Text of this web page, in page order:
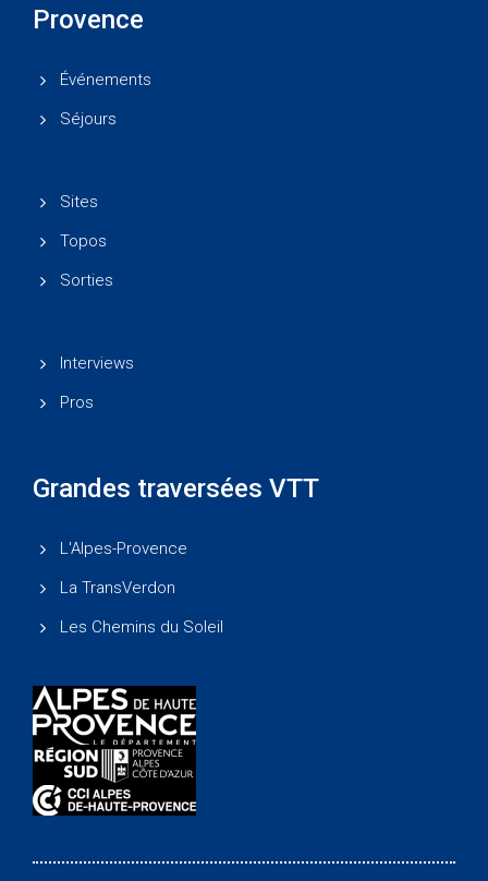
Provence
Événements
Séjours
Sites
Topos
Sorties
Interviews
Pros
Grandes traversées VTT
L'Alpes-Provence
La TransVerdon
Les Chemins du Soleil